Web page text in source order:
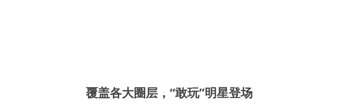
覆盖各大圈层，“敢玩”明星登场